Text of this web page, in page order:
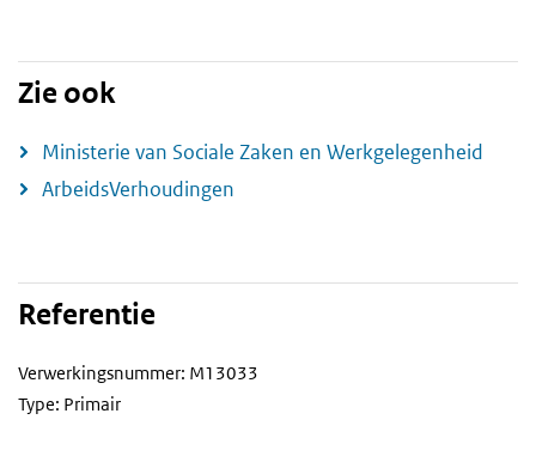
Zie ook
Ministerie van Sociale Zaken en Werkgelegenheid
ArbeidsVerhoudingen
Referentie
Verwerkingsnummer: M13033
Type: Primair